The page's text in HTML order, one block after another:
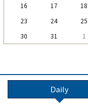
16
17 18
23
24 25
30
31 1
Daily